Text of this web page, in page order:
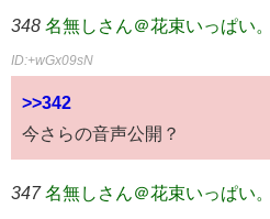
348 名無しさん＠花束いっぱい。
ID:+wGx09sN
>>342
今さらの音声公開？
347 名無しさん＠花束いっぱい。